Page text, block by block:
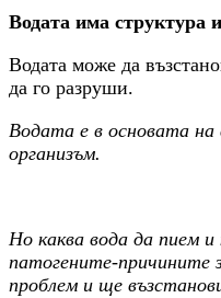
Водата има структура
Водата може да
да го разруши.
Водата е в основата на
организъм.
Но каква вода да пием
патогените-причините
проблем и ще